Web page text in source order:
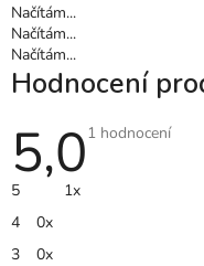
Načítám...
Načítám...
Načítám...
Hodnocení
5,0 Průměrné
1 hodnocení
5
1x
4
0x
3
0x